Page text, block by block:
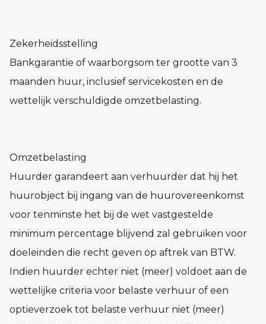
Zekerheidsstelling
Bankgarantie of waarborgsom ter grootte van 3
maanden huur, inclusief servicekosten en de
wettelijk verschuldigde omzetbelasting.
Omzetbelasting
Huurder garandeert aan verhuurder dat hij het
huurobject bij ingang van de huurovereenkomst
voor tenminste het bij de wet vastgestelde
minimum percentage blijvend zal gebruiken voor
doeleinden die recht geven op aftrek van BTW.
Indien huurder echter niet (meer) voldoet aan de
wettelijke criteria voor belaste verhuur of een
optieverzoek tot belaste verhuur niet (meer)